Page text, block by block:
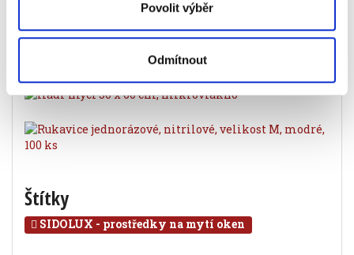
Povolit výběr
Odmítnout
Štítky
SIDOLUX - prostředky na mytí oken